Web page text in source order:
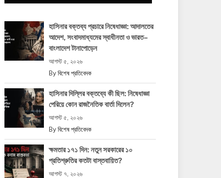
হাসিনার বক্তব্য প্রচারে নিষেধাজ্ঞা: আদালতের
আদেশ, সংবাদমাধ্যমের স্বাধীনতা ও ভারত–
বাংলাদেশ টানাপোড়েন
আগস্ট ৫, ২০২৬
By বিশেষ প্রতিবেদক
হাসিনার দিল্লির বক্তব্যে কী ছিল: নিষেধাজ্ঞা
পেরিয়ে কোন রাজনৈতিক বার্তা দিলেন?
আগস্ট ৫, ২০২৬
By বিশেষ প্রতিবেদক
ক্ষমতার ১৭১ দিন: নতুন সরকারের ১০
প্রতিশ্রুতির কতটা বাস্তবায়িত?
আগস্ট ৭, ২০২৬